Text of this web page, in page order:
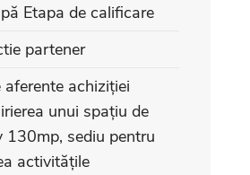
Etapa de calificare
partener
aferente achiziției
unui spațiu de
130mp, sediu pentru
activitățile